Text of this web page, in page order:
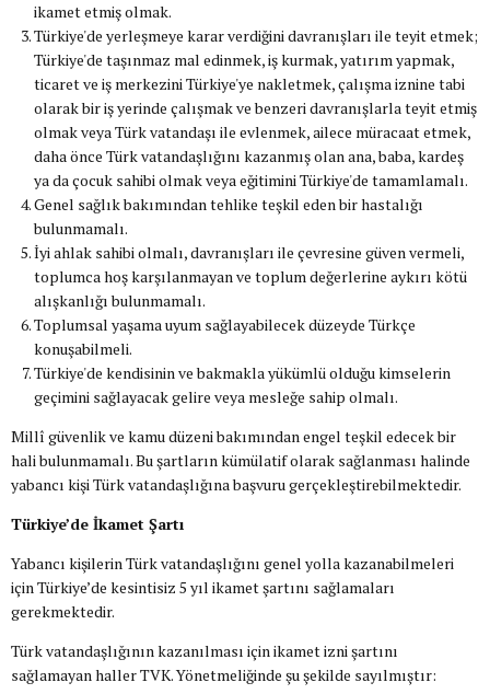
ikamet etmiş olmak.
Türkiye'de yerleşmeye karar verdiğini davranışları ile teyit etmek;
Türkiye'de taşınmaz mal edinmek, iş kurmak, yatırım yapmak,
ticaret ve iş merkezini Türkiye'ye nakletmek, çalışma iznine tabi
olarak bir iş yerinde çalışmak ve benzeri davranışlarla teyit etmiş
olmak veya Türk vatandaşı ile evlenmek, ailece müracaat etmek,
daha önce Türk vatandaşlığını kazanmış olan ana, baba, kardeş
ya da çocuk sahibi olmak veya eğitimini Türkiye'de tamamlamalı.
Genel sağlık bakımından tehlike teşkil eden bir hastalığı
bulunmamalı.
İyi ahlak sahibi olmalı, davranışları ile çevresine güven vermeli,
toplumca hoş karşılanmayan ve toplum değerlerine aykırı kötü
alışkanlığı bulunmamalı.
Toplumsal yaşama uyum sağlayabilecek düzeyde Türkçe
konuşabilmeli.
Türkiye'de kendisinin ve bakmakla yükümlü olduğu kimselerin
geçimini sağlayacak gelire veya mesleğe sahip olmalı.
Millî güvenlik ve kamu düzeni bakımından engel teşkil edecek bir
hali bulunmamalı. Bu şartların kümülatif olarak sağlanması halinde
yabancı kişi Türk vatandaşlığına başvuru gerçekleştirebilmektedir.
Türkiye’de İkamet Şartı
Yabancı kişilerin Türk vatandaşlığını genel yolla kazanabilmeleri
için Türkiye’de kesintisiz 5 yıl ikamet şartını sağlamaları
gerekmektedir.
Türk vatandaşlığının kazanılması için ikamet izni şartını
sağlamayan haller TVK. Yönetmeliğinde şu şekilde sayılmıştır: